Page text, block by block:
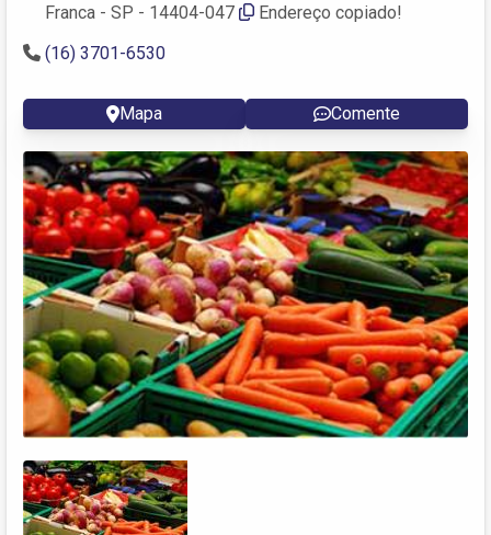
Franca - SP - 14404-047
Endereço copiado!
(16) 3701-6530
Mapa Comente